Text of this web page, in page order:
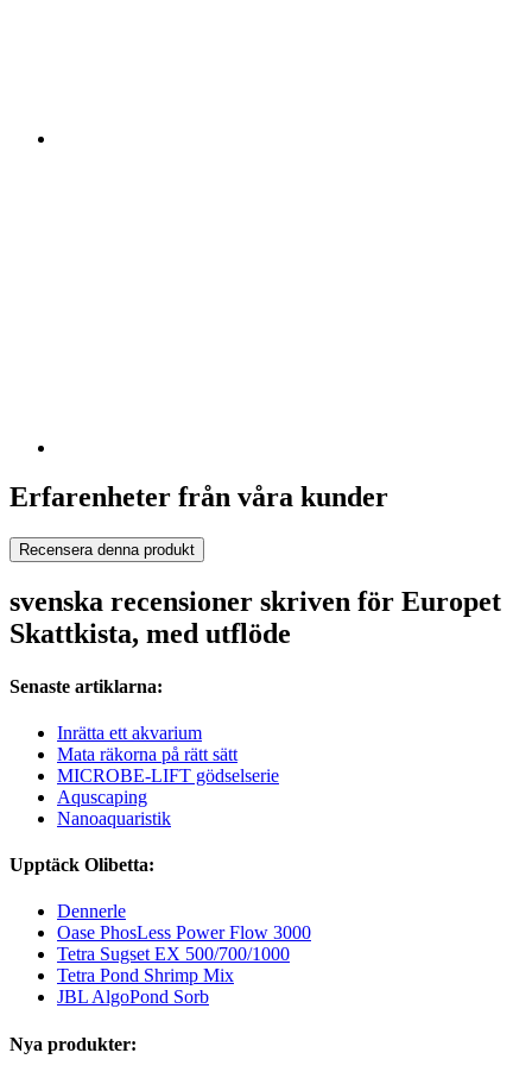
Erfarenheter från våra kunder
Recensera denna produkt
svenska recensioner skriven för Europet
Skattkista, med utflöde
Senaste artiklarna:
Inrätta ett akvarium
Mata räkorna på rätt sätt
MICROBE-LIFT gödselserie
Aquscaping
Nanoaquaristik
Upptäck Olibetta:
Dennerle
Oase PhosLess Power Flow 3000
Tetra Sugset EX 500/700/1000
Tetra Pond Shrimp Mix
JBL AlgoPond Sorb
Nya produkter: